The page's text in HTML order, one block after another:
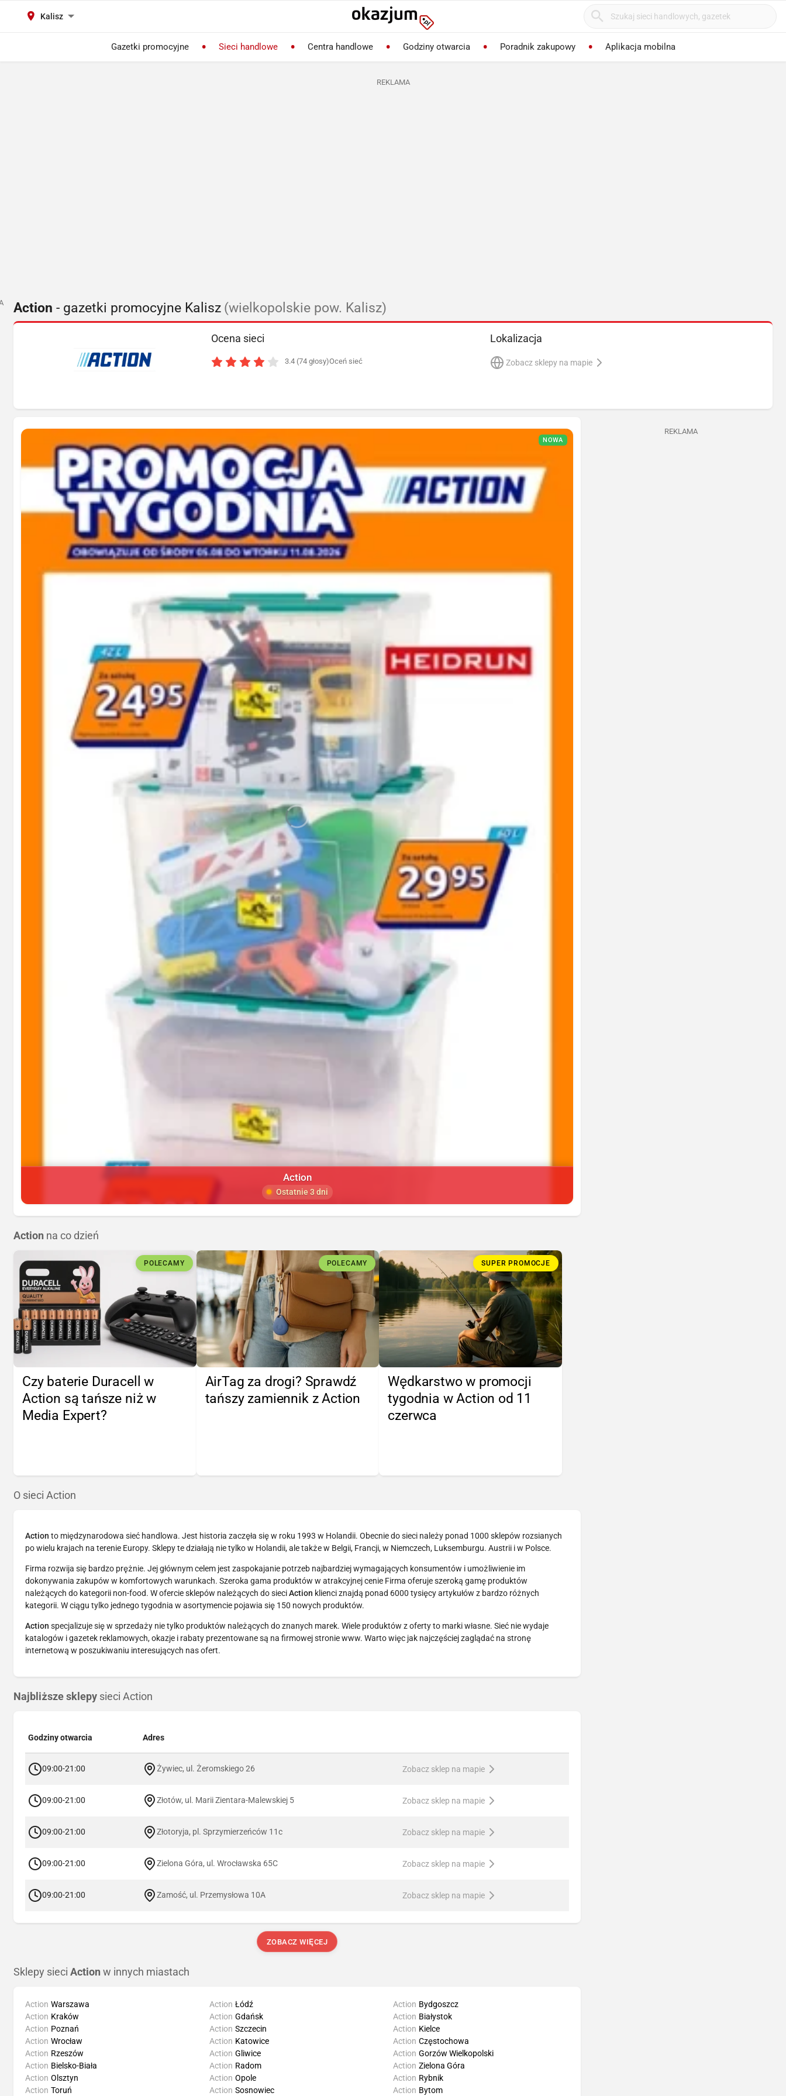
Kalisz
Gazetki promocyjne Sieci handlowe Centra handlowe Godziny otwarcia Poradnik zakupowy Aplikacja mobilna
REKLAMA
Action - gazetki promocyjne Kalisz (wielkopolskie pow. Kalisz)
Ocena sieci
3.4 (74 głosy)Oceń sieć
Lokalizacja
Zobacz sklepy na mapie
NOWA
Action
Ostatnie 3 dni
Action na co dzień
POLECAMY
Czy baterie Duracell w
Action są tańsze niż w
Media Expert?
POLECAMY
AirTag za drogi? Sprawdź
tańszy zamiennik z Action
SUPER PROMOCJE
Wędkarstwo w promocji
tygodnia w Action od 11
czerwca
O sieci Action
Action to międzynarodowa sieć handlowa. Jest historia zaczęła się w roku 1993 w Holandii. Obecnie do sieci należy ponad 1000 sklepów rozsianych
po wielu krajach na terenie Europy. Sklepy te działają nie tylko w Holandii, ale także w Belgii, Francji, w Niemczech, Luksemburgu. Austrii i w Polsce.
Firma rozwija się bardzo prężnie. Jej głównym celem jest zaspokajanie potrzeb najbardziej wymagających konsumentów i umożliwienie im
dokonywania zakupów w komfortowych warunkach. Szeroka gama produktów w atrakcyjnej cenie Firma oferuje szeroką gamę produktów
należących do kategorii non-food. W ofercie sklepów należących do sieciAction klienci znajdą ponad 6000 tysięcy artykułów z bardzo różnych
kategorii. W ciągu tylko jednego tygodnia w asortymencie pojawia się 150 nowych produktów.
Action specjalizuje się w sprzedaży nie tylko produktów należących do znanych marek. Wiele produktów z oferty to marki własne. Sieć nie wydaje
katalogów i gazetek reklamowych, okazje i rabaty prezentowane są na firmowej stronie www. Warto więc jak najczęściej zaglądać na stronę
internetową w poszukiwaniu interesujących nas ofert.
Najbliższe sklepy sieci Action
Godziny otwarcia Adres
09:00-21:00 Żywiec, ul. Żeromskiego 26 Zobacz sklep na mapie
09:00-21:00 Złotów, ul. Marii Zientara-Malewskiej 5 Zobacz sklep na mapie
09:00-21:00 Złotoryja, pl. Sprzymierzeńców 11c Zobacz sklep na mapie
09:00-21:00 Zielona Góra, ul. Wrocławska 65C Zobacz sklep na mapie
09:00-21:00 Zamość, ul. Przemysłowa 10A Zobacz sklep na mapie
ZOBACZ WIĘCEJ
Sklepy sieci Action w innych miastach
Action Warszawa
Action Kraków
Action Poznań
Action Wrocław
Action Łódź
Action Gdańsk
Action Szczecin
Action Katowice
Action Bydgoszcz
Action Białystok
Action Kielce
Action Częstochowa
Action Rzeszów
Action Bielsko-Biała
Action Olsztyn
Action Toruń
Action Gliwice
Action Radom
Action Opole
Action Sosnowiec
Action Gorzów Wielkopolski
Action Zielona Góra
Action Rybnik
Action Bytom
REKLAMA